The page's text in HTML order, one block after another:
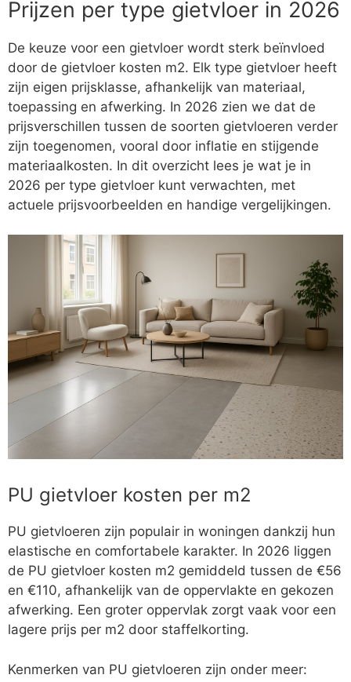
Prijzen per type gietvloer in 2026
De keuze voor een gietvloer wordt sterk beïnvloed
door de gietvloer kosten m2. Elk type gietvloer heeft
zijn eigen prijsklasse, afhankelijk van materiaal,
toepassing en afwerking. In 2026 zien we dat de
prijsverschillen tussen de soorten gietvloeren verder
zijn toegenomen, vooral door inflatie en stijgende
materiaalkosten. In dit overzicht lees je wat je in
2026 per type gietvloer kunt verwachten, met
actuele prijsvoorbeelden en handige vergelijkingen.
PU gietvloer kosten per m2
PU gietvloeren zijn populair in woningen dankzij hun
elastische en comfortabele karakter. In 2026 liggen
de PU gietvloer kosten m2 gemiddeld tussen de €56
en €110, afhankelijk van de oppervlakte en gekozen
afwerking. Een groter oppervlak zorgt vaak voor een
lagere prijs per m2 door staffelkorting.
Kenmerken van PU gietvloeren zijn onder meer: